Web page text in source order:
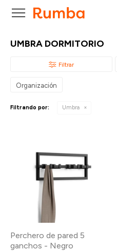

UMBRA DORMITORIO
Organización
Filtrando por: Umbra
Perchero de pared 5
ganchos - Negro